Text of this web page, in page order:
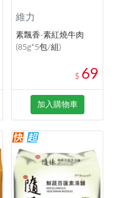
維力
素飄香-素紅燒牛肉
(85g*5包/組)
$ 69
加入購物車